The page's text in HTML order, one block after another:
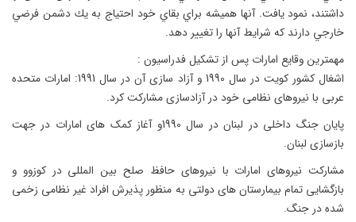
داشتند، نمود يافت. آنها هميشه براي بقاي خود احتياج به يك دشمن فرضي
خارجي دارند كه شرايط آنها را تغيير دهد.
مهمترین وقایع امارات پس از تشکیل فدراسیون :
اشغال کشور کویت در سال 1990 و آزاد سازی آن در سال 1991: امارات متحده
عربی با نیروهای نظامی خود در آزادسازی مشارکت کرد.
پایان جنگ داخلی در لبنان در سال 1990و آغاز کمک های امارات در جهت
بازسازی لبنان.
مشارکت نیروهای امارات با نیروهای حافظ صلح بین المللی در کوزوو و
بازگشایی تمام بیمارستان های دولتی به منظور پذیرش افراد غیر نظامی زخمی
شده در جنگ.